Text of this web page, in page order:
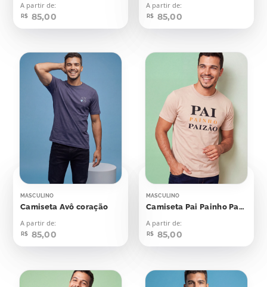
A partir de:
R$ 85,00
A partir de:
R$ 85,00
MASCULINO
Camiseta Avô coração
A partir de:
R$ 85,00
MASCULINO
Camiseta Pai Painho Paizão
A partir de:
R$ 85,00